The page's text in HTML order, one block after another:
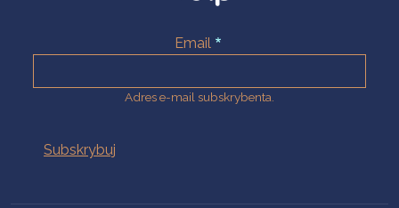
Email
Adres e-mail subskrybenta.